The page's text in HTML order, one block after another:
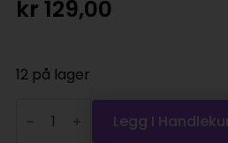
kr 129,00
12 på lager
Legg I